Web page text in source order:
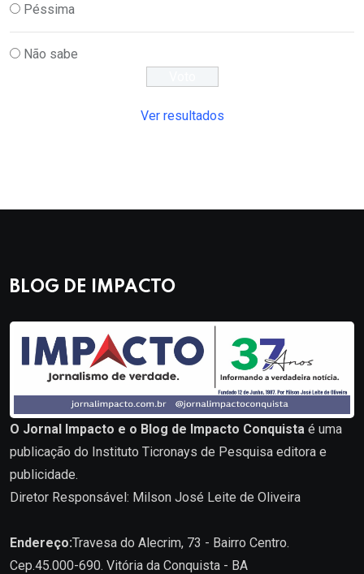
Péssima
Não sabe
Ver resultados
BLOG DE IMPACTO
O Jornal Impacto e o Blog de Impacto Conquista é uma
publicação do Instituto Ticronays de Pesquisa editora e
publicidade.
Diretor Responsável: Milson José Leite de Oliveira
Endereço:Travesa do Alecrim, 73 - Bairro Centro.
Cep.45.000-690. Vitória da Conquista - BA